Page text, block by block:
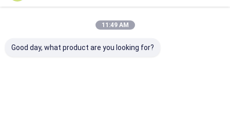
11:49 AM
Good day, what product are you looking for?